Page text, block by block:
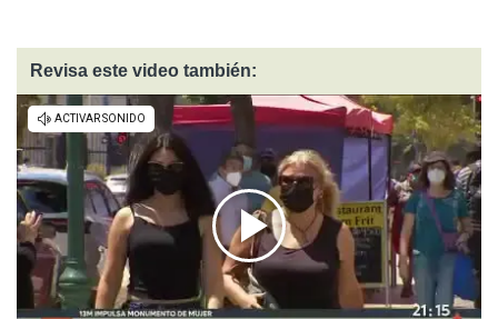
Revisa este video también: